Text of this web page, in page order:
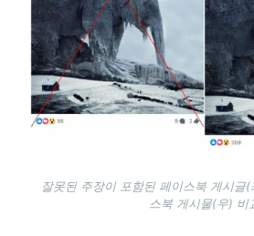
잘못된 주장이 포함된 페이스북 게시글
스북 게시물(우) 비